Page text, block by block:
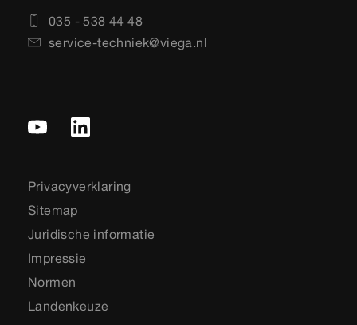
035 - 538 44 48
service-techniek@viega.nl
Privacyverklaring
Sitemap
Juridische informatie
Impressie
Normen
Landenkeuze